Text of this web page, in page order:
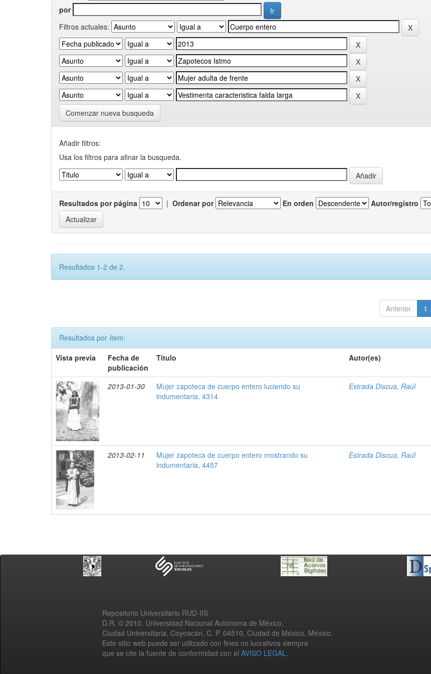
por
Filtros actuales:
Comenzar nueva busqueda
Añadir filtros:
Usa los filtros para afinar la busqueda.
Resultados por página | Ordenar por En orden Autor/registro
Resultados 1-2 de 2.
Anterior 1
Resultados por ítem:
Vista previa
Fecha de
publicación
Título Autor(es)
2013-01-30
Mujer zapoteca de cuerpo entero luciendo su
indumentaria, 4314
Estrada Discua, Raúl
2013-02-11
Mujer zapoteca de cuerpo entero mostrando su
indumentaria, 4457
Estrada Discua, Raúl
Repositorio Universitario RUD-IIS
D.R. © 2010. Universidad Nacional Autónoma de México.
Ciudad Universitaria, Coyoacán, C. P. 04510, Ciudad de México, México.
Este sitio web puede ser utilizado con fines no lucrativos siempre
que se cite la fuente de conformidad con el AVISO LEGAL.